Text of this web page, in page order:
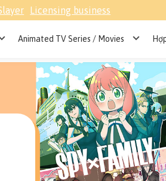
Licensing business
Animated TV Series / Movies